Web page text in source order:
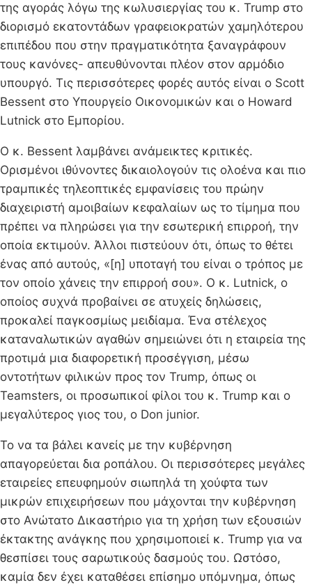
της αγοράς λόγω της κωλυσιεργίας του κ. Trump στο
διορισμό εκατοντάδων γραφειοκρατών χαμηλότερου
επιπέδου που στην πραγματικότητα ξαναγράφουν
τους κανόνες- απευθύνονται πλέον στον αρμόδιο
υπουργό. Τις περισσότερες φορές αυτός είναι ο Scott
Bessent στο Υπουργείο Οικονομικών και ο Howard
Lutnick στο Εμπορίου.
Ο κ. Bessent λαμβάνει ανάμεικτες κριτικές.
Ορισμένοι ιθύνοντες δικαιολογούν τις ολοένα και πιο
τραμπικές τηλεοπτικές εμφανίσεις του πρώην
διαχειριστή αμοιβαίων κεφαλαίων ως το τίμημα που
πρέπει να πληρώσει για την εσωτερική επιρροή, την
οποία εκτιμούν. Άλλοι πιστεύουν ότι, όπως το θέτει
ένας από αυτούς, «[η] υποταγή του είναι ο τρόπος με
τον οποίο χάνεις την επιρροή σου». Ο κ. Lutnick, ο
οποίος συχνά προβαίνει σε ατυχείς δηλώσεις,
προκαλεί παγκοσμίως μειδίαμα. Ένα στέλεχος
καταναλωτικών αγαθών σημειώνει ότι η εταιρεία της
προτιμά μια διαφορετική προσέγγιση, μέσω
οντοτήτων φιλικών προς τον Trump, όπως οι
Teamsters, οι προσωπικοί φίλοι του κ. Trump και ο
μεγαλύτερος γιος του, ο Don junior.
Το να τα βάλει κανείς με την κυβέρνηση
απαγορεύεται δια ροπάλου. Οι περισσότερες μεγάλες
εταιρείες επευφημούν σιωπηλά τη χούφτα των
μικρών επιχειρήσεων που μάχονται την κυβέρνηση
στο Ανώτατο Δικαστήριο για τη χρήση των εξουσιών
έκτακτης ανάγκης που χρησιμοποιεί κ. Trump για να
θεσπίσει τους σαρωτικούς δασμούς του. Ωστόσο,
καμία δεν έχει καταθέσει επίσημο υπόμνημα, όπως